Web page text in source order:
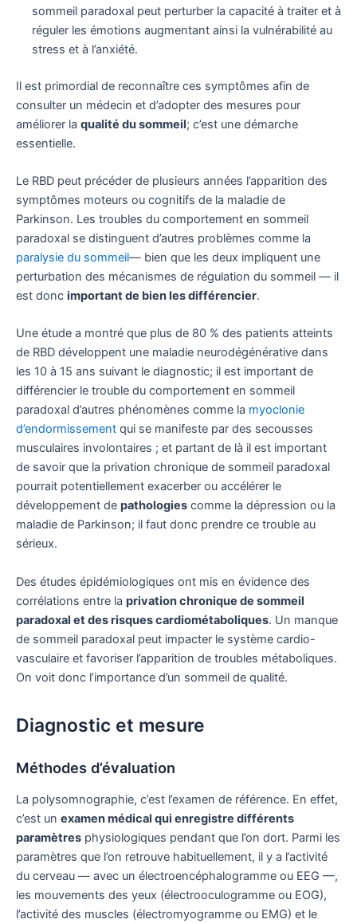
sommeil paradoxal peut perturber la capacité à traiter et à
réguler les émotions augmentant ainsi la vulnérabilité au
stress et à l’anxiété.
Il est primordial de reconnaître ces symptômes afin de
consulter un médecin et d’adopter des mesures pour
améliorer la qualité du sommeil; c’est une démarche
essentielle.
Le RBD peut précéder de plusieurs années l’apparition des
symptômes moteurs ou cognitifs de la maladie de
Parkinson. Les troubles du comportement en sommeil
paradoxal se distinguent d’autres problèmes comme la
paralysie du sommeil— bien que les deux impliquent une
perturbation des mécanismes de régulation du sommeil — il
est donc important de bien les différencier.
Une étude a montré que plus de 80 % des patients atteints
de RBD développent une maladie neurodégénérative dans
les 10 à 15 ans suivant le diagnostic; il est important de
différencier le trouble du comportement en sommeil
paradoxal d’autres phénomènes comme la myoclonie
d’endormissement qui se manifeste par des secousses
musculaires involontaires ; et partant de là il est important
de savoir que la privation chronique de sommeil paradoxal
pourrait potentiellement exacerber ou accélérer le
développement de pathologies comme la dépression ou la
maladie de Parkinson; il faut donc prendre ce trouble au
sérieux.
Des études épidémiologiques ont mis en évidence des
corrélations entre la privation chronique de sommeil
paradoxal et des risques cardiométaboliques. Un manque
de sommeil paradoxal peut impacter le système cardio-
vasculaire et favoriser l’apparition de troubles métaboliques.
On voit donc l’importance d’un sommeil de qualité.
Diagnostic et mesure
Méthodes d’évaluation
La polysomnographie, c’est l’examen de référence. En effet,
c’est un examen médical qui enregistre différents
paramètres physiologiques pendant que l’on dort. Parmi les
paramètres que l’on retrouve habituellement, il y a l’activité
du cerveau — avec un électroencéphalogramme ou EEG —,
les mouvements des yeux (électrooculogramme ou EOG),
l’activité des muscles (électromyogramme ou EMG) et le